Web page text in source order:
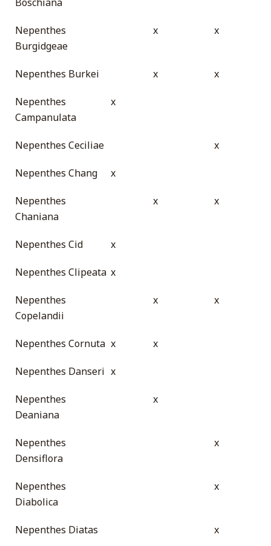
Nepenthes
Burgidgeae
x x
Nepenthes Burkei x x
Nepenthes
Campanulata
x
Nepenthes Ceciliae x
Nepenthes Chang x
Nepenthes
Chaniana
x x
Nepenthes Cid x
Nepenthes Clipeata x
Nepenthes
Copelandii
x x
Nepenthes Cornuta x x
Nepenthes Danseri x
Nepenthes
Deaniana
x
Nepenthes
Densiflora
x
Nepenthes
Diabolica
x
Nepenthes Diatas x